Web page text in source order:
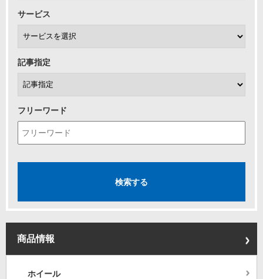
サービス
記事指定
フリーワード
商品情報
ホイール